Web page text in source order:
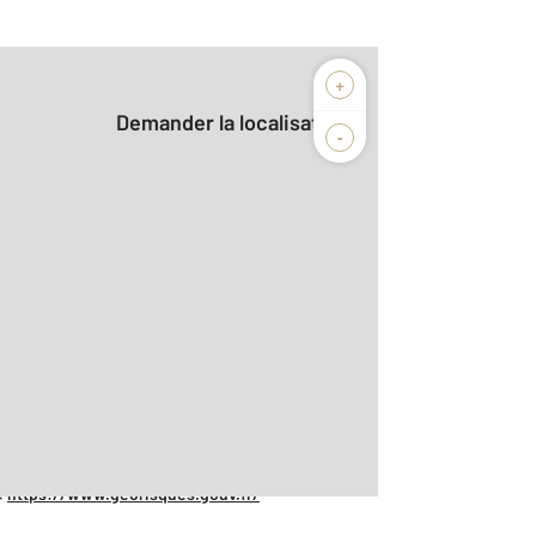
+
-
Demander la localisation
https://www.georisques.gouv.fr/